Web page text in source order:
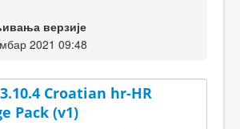
верзије
2021 09:48
Croatian hr-HR
Pack (v1)